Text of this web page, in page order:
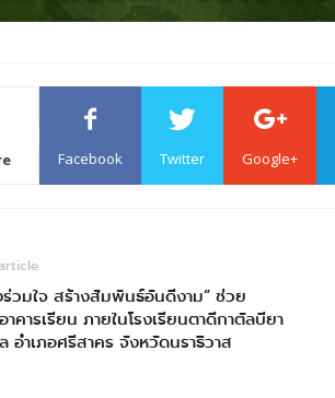
Facebook Twitter Google+
ร่วมใจ สร้างสัมพันธ์อันดีงาม” ช่วย
คารเรียน ภายในโรงเรียนตาดีกาตัลบียา
อำเภอศรีสาคร จังหวัดนราธิวาส